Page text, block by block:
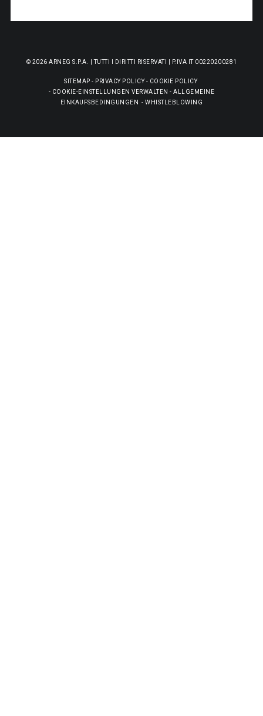
© 2026 ARNEG S.P.A. | TUTTI I DIRITTI RISERVATI | P.IVA IT 00220200281
SITEMAP - PRIVACY POLICY- COOKIE POLICY
- COOKIE-EINSTELLUNGEN VERWALTEN -ALLGEMEINE
EINKAUFSBEDINGUNGEN
-WHISTLEBLOWING